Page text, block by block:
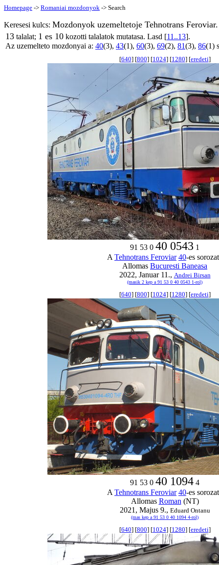
Homepage -> Romaniai mozdonyok -> Search
Keresesi kulcs: Mozdonyok uzemeltetoje Tehnotrans Feroviar.
13 talalat; 1 es 10 kozotti talalatok mutatasa. Lasd [11..13].
Az uzemelteto mozdonyai a: 40(3), 43(1), 60(3), 69(2), 81(3), 86(1)
[640] [800] [1024] [1280] [eredeti]
91 53 0 40 0543 1
A Tehnotrans Feroviar 40-es
Allomas Bucuresti Baneasa
2022, Januar 11., Andrei Birsan
(masik 2 kep a 91 53 0 40 0543 1-rol)
[640] [800] [1024] [1280] [eredeti]
91 53 0 40 1094 4
A Tehnotrans Feroviar 40-es
Allomas Roman (NT)
2021, Majus 9., Eduard Ontanu
(mas kep a 91 53 0 40 1094 4-rol)
[640] [800] [1024] [1280] [eredeti]